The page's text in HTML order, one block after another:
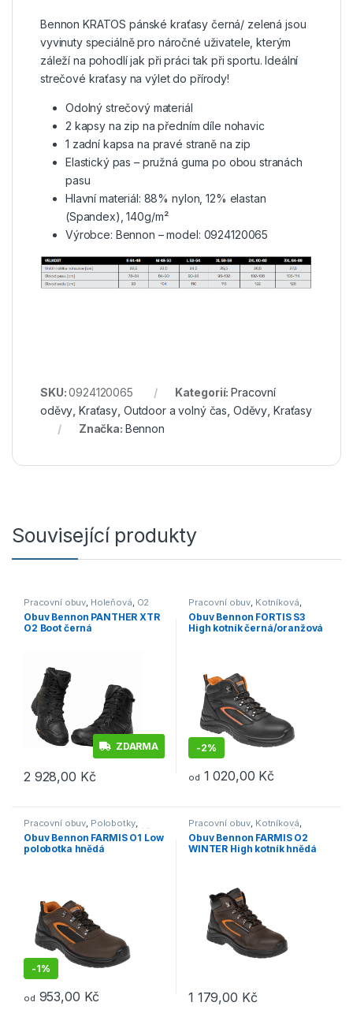
Bennon KRATOS pánské kraťasy černá/ zelená jsou
vyvinuty speciálně pro náročné uživatele, kterým
záleží na pohodlí jak při práci tak při sportu. Ideální
strečové kraťasy na výlet do přírody!
Odolný strečový materiál
2 kapsy na zip na předním díle nohavic
1 zadní kapsa na pravé straně na zip
Elastický pas – pružná guma po obou stranách
pasu
Hlavní materiál: 88% nylon, 12% elastan
(Spandex), 140g/m²
Výrobce: Bennon – model: 0924120065
SKU:0924120065 Kategorií:Pracovní
oděvy ,Kraťasy Outdoor a volný čas Oděvy Kraťasy
Značka: Bennon
Související produkty
Pracovní obuv, Holeňová, O2
Obuv Bennon PANTHER XTR
O2 Boot černá
ZDARMA
2 928,00 Kč
Tento produkt má více variant. Možnosti lze vybrat na stránce
Pracovní obuv, Kotníková,
S3/S1P
Obuv Bennon FORTIS S3
High kotník černá/oranžová
-2%
od 1 020,00 Kč
Pracovní obuv Polobotky,
O1/O1P/O2 Outdoor a volný čas
Obuv
Obuv Bennon FARMIS O1 Low
polobotka hnědá
-1%
od 953,00 Kč
Tento produkt má více variant. Možnosti lze vybrat na stránce
Pracovní obuv Kotníková
O1/O2 Outdoor a volný čas
Obuv
Obuv Bennon FARMIS O2
WINTER High kotník hnědá
1 179,00 Kč
Tento produkt má více